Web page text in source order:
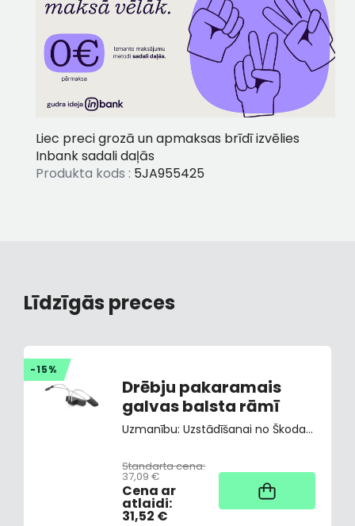
Liec preci grozā un apmaksas brīdī izvēlies
Inbank sadali daļās
Produkta kods : 5JA955425
Līdzīgās preces
-15%
Drēbju pakaramais
galvas balsta rāmī
Uzmanību: Uzstādīšanai no Škoda oriģinālo aksesuāru klāsta ir nepieciešamas turētājs – adapteris 3V0061128, 655061128 vai 5E3061128 atkarībā no transportlīdzekļa modeļa un aprīkojuma.
Standarta cena:
37,09 €
Cena ar
atlaidi:
31,52 €
Noliktavā